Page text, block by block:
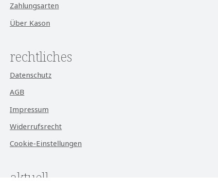
Zahlungsarten
Über Kason
rechtliches
Datenschutz
AGB
Impressum
Widerrufsrecht
Cookie-Einstellungen
aktuell